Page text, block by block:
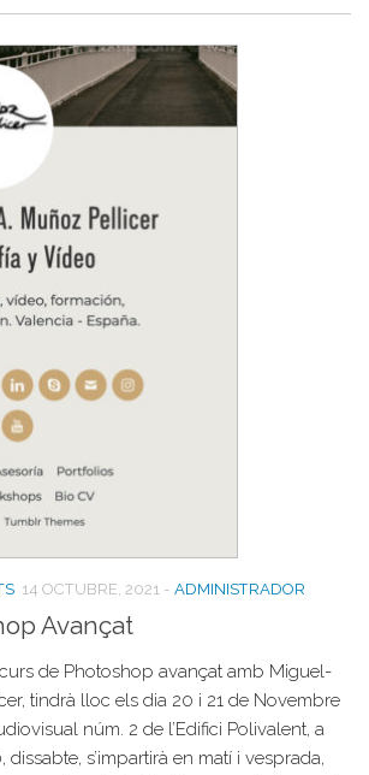
- ADMINISTRADOR
14 OCTUBRE, 2021
Avançat
de Photoshop avançat amb Miguel-
tindrà lloc els dia 20 i 21 de Novembre
núm. 2 de l’Edifici Polivalent, a
dissabte, s’impartirà en matí i vesprada,